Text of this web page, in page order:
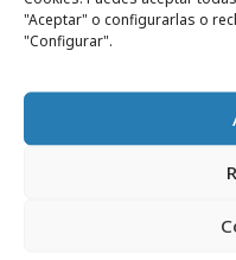
"Aceptar" o configurarlas o
"Configurar".
con más horas de